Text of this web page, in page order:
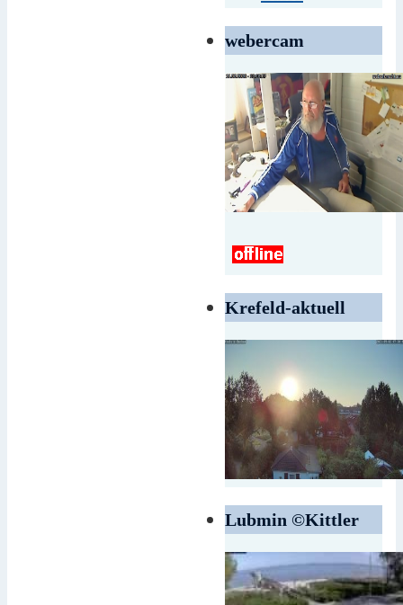
webercam
Krefeld-aktuell
Lubmin ©Kittler